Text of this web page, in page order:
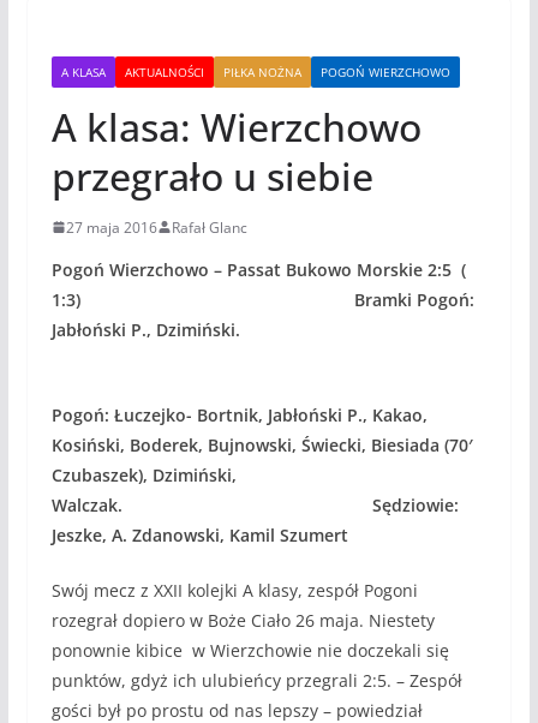
A KLASA AKTUALNOŚCI PIŁKA NOŻNA POGOŃ WIERZCHOWO
A klasa: Wierzchowo
przegrało u siebie
27 maja 2016 Rafał Glanc
Pogoń Wierzchowo – Passat Bukowo Morskie 2:5 (
1:3) Bramki Pogoń:
Jabłoński P., Dzimiński.
Pogoń: Łuczejko- Bortnik, Jabłoński P., Kakao,
Kosiński, Boderek, Bujnowski, Świecki, Biesiada (70′
Czubaszek), Dzimiński,
Walczak. Sędziowie:
Jeszke, A. Zdanowski, Kamil Szumert
Swój mecz z XXII kolejki A klasy, zespół Pogoni
rozegrał dopiero w Boże Ciało 26 maja. Niestety
ponownie kibice w Wierzchowie nie doczekali się
punktów, gdyż ich ulubieńcy przegrali 2:5. – Zespół
gości był po prostu od nas lepszy – powiedział